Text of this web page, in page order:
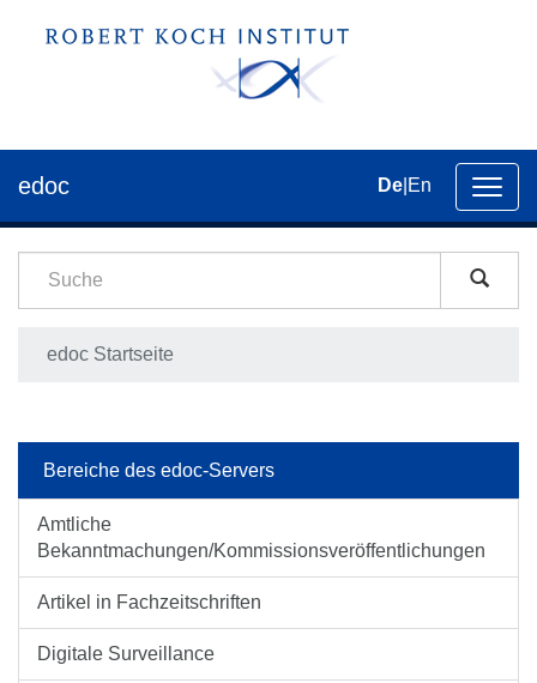
der
edoc De En
edoc Startseite
Bereiche des edoc-Servers
Amtliche
Bekanntmachungen/Kommissionsveröffentlichungen
Artikel in Fachzeitschriften
Digitale Surveillance